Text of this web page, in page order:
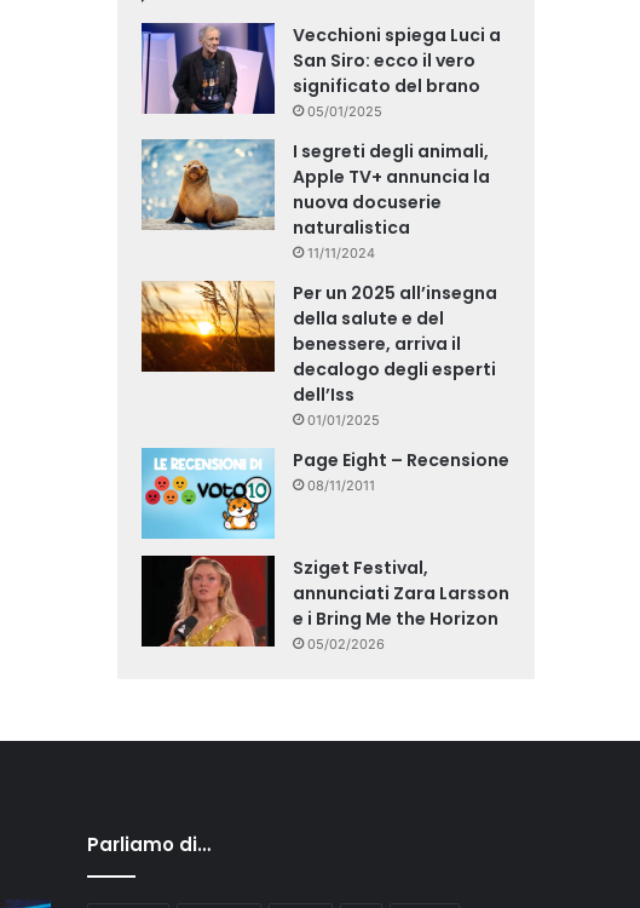
Vecchioni spiega Luci a
San Siro: ecco il vero
significato del brano
05/01/2025
I segreti degli animali,
Apple TV+ annuncia la
nuova docuserie
naturalistica
11/11/2024
Per un 2025 all’insegna
della salute e del
benessere, arriva il
decalogo degli esperti
dell’Iss
01/01/2025
Page Eight – Recensione
08/11/2011
Sziget Festival,
annunciati Zara Larsson
e i Bring Me the Horizon
05/02/2026
Parliamo di…